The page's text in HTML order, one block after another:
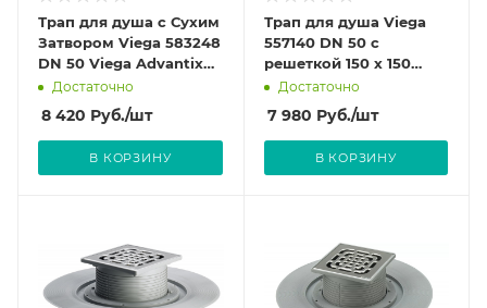
Трап для душа с Сухим
Затвором Viega 583248
DN 50 Viega Advantix
для душа
горизонтальный.
Насадка с
установочной
площадкой из
Достаточно
8 420 Руб./шт
В КОРЗИНУ
Трап для душа Viega
557140 DN 50 с
решеткой 150 х 150
Viega Advantix для
душа горизонтальный.
Достаточно
7 980 Руб./шт
В КОРЗИНУ